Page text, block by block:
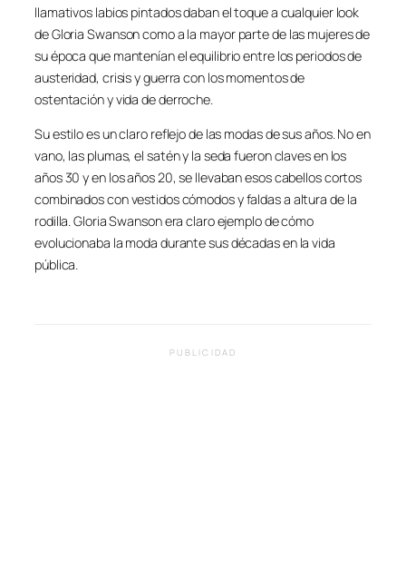
llamativos labios pintados daban el toque a cualquier look
de Gloria Swanson como a la mayor parte de las mujeres de
su época que mantenían el equilibrio entre los periodos de
austeridad, crisis y guerra con los momentos de
ostentación y vida de derroche.
Su estilo es un claro reflejo de las modas de sus años. No en
vano, las plumas, el satén y la seda fueron claves en los
años 30 y en los años 20, se llevaban esos cabellos cortos
combinados con vestidos cómodos y faldas a altura de la
rodilla. Gloria Swanson era claro ejemplo de cómo
evolucionaba la moda durante sus décadas en la vida
pública.
PUBLICIDAD